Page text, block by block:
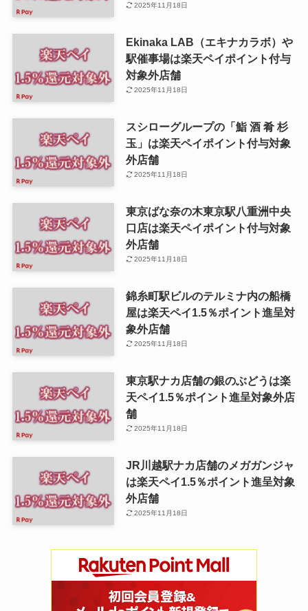
2025年11月18日
Ekinaka LAB（エキナカラボ）や
駅催事場は楽天ペイポイント付与
対象外店舗
2025年11月18日
スシローグループの「鮨 酒 肴 杉
玉」は楽天ペイポイント付与対象
外店舗
2025年11月18日
東京ばな奈の木東京駅八重洲中央
口店は楽天ペイポイント付与対象
外店舗
2025年11月18日
錦糸町駅ビルのテルミナ内の船橋
屋は楽天ペイ1.5％ポイント進呈対
象外店舗
2025年11月18日
東京駅ナカ店舗の銀のぶどうは楽
天ペイ1.5％ポイント進呈対象外店
舗
2025年11月18日
JR川越駅ナカ店舗のメガガンジャ
は楽天ペイ1.5％ポイント進呈対象
外店舗
2025年11月18日